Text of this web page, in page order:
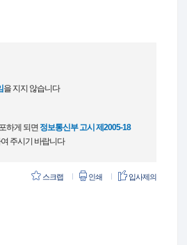
을 지지 않습니다
하게 되면 정보통신부 고시 제2005-18
주시기 바랍니다
스크랩 인쇄 입사제의